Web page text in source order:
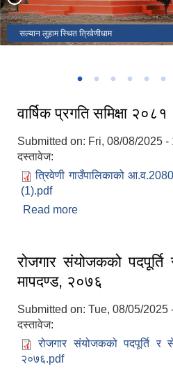
सल्यान लुहाम स्थित त्रिवेणीधाम
वडा नंं. ६ स्थित शिवालय मन्दिर
वडा नं. ५ स्थित शिव पार्वति मन्दिरको करूवा
गाउँसभाको १८औँ अधिवेशनमा सबै जनप्रतिनिधि तथा
वार्षिक प्रगति समिक्षा
Submitted on: Fri, 08/08/2025 -
दस्तावेज:
त्रिवेणी गाउँपालिकाको
(1).pdf
Read more
रोजगार संयोजकको पदपूर्ति
मापदण्ड, २०७६
Submitted on: Tue, 08/05/2025
दस्तावेज:
रोजगार संयोजकको पदपूर्ति र
२०७६.pdf